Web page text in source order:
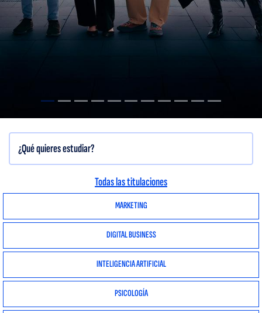
MARKETING
DIGITAL BUSINESS
INTELIGENCIA ARTIFICIAL
PSICOLOGÍA
Todas las titulaciones